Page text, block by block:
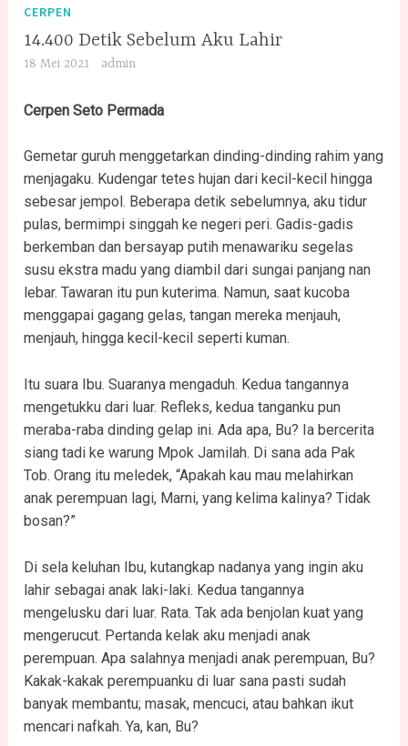
CERPEN
14.400 Detik Sebelum Aku Lahir
18 Mei 2021 admin
Cerpen Seto Permada
Gemetar guruh menggetarkan dinding-dinding rahim yang
menjagaku. Kudengar tetes hujan dari kecil-kecil hingga
sebesar jempol. Beberapa detik sebelumnya, aku tidur
pulas, bermimpi singgah ke negeri peri. Gadis-gadis
berkemban dan bersayap putih menawariku segelas
susu ekstra madu yang diambil dari sungai panjang nan
lebar. Tawaran itu pun kuterima. Namun, saat kucoba
menggapai gagang gelas, tangan mereka menjauh,
menjauh, hingga kecil-kecil seperti kuman.
Itu suara Ibu. Suaranya mengaduh. Kedua tangannya
mengetukku dari luar. Refleks, kedua tanganku pun
meraba-raba dinding gelap ini. Ada apa, Bu? Ia bercerita
siang tadi ke warung Mpok Jamilah. Di sana ada Pak
Tob. Orang itu meledek, “Apakah kau mau melahirkan
anak perempuan lagi, Marni, yang kelima kalinya? Tidak
bosan?”
Di sela keluhan Ibu, kutangkap nadanya yang ingin aku
lahir sebagai anak laki-laki. Kedua tangannya
mengelusku dari luar. Rata. Tak ada benjolan kuat yang
mengerucut. Pertanda kelak aku menjadi anak
perempuan. Apa salahnya menjadi anak perempuan, Bu?
Kakak-kakak perempuanku di luar sana pasti sudah
banyak membantu; masak, mencuci, atau bahkan ikut
mencari nafkah. Ya, kan, Bu?